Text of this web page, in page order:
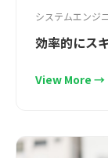
システムエンジ
効率的にス
View More →